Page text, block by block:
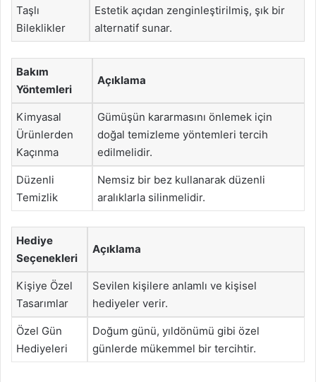
Taşlı
Bileklikler
Estetik açıdan zenginleştirilmiş, şık bir
alternatif sunar.
Bakım
Yöntemleri
Açıklama
Kimyasal
Ürünlerden
Kaçınma
Gümüşün kararmasını önlemek için
doğal temizleme yöntemleri tercih
edilmelidir.
Düzenli
Temizlik
Nemsiz bir bez kullanarak düzenli
aralıklarla silinmelidir.
Hediye
Seçenekleri
Açıklama
Kişiye Özel
Tasarımlar
Sevilen kişilere anlamlı ve kişisel
hediyeler verir.
Özel Gün
Hediyeleri
Doğum günü, yıldönümü gibi özel
günlerde mükemmel bir tercihtir.